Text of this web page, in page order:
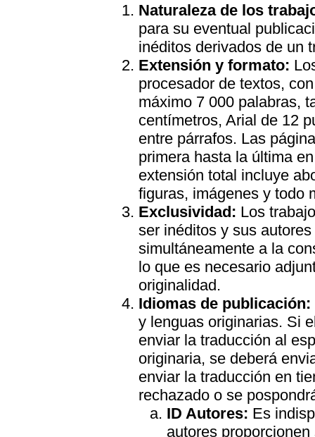
Naturaleza de los
para su eventual
inéditos derivados de un
Extensión y formato:
procesador de textos,
máximo 7 000 palabras,
centímetros, Arial de 12
entre párrafos. Las
primera hasta la última
extensión total incluye
figuras, imágenes y todo
Exclusividad: Los
ser inéditos y sus
simultáneamente a la
lo que es necesario
originalidad.
Idiomas de publicación:
y lenguas originarias. Si
enviar la traducción al
originaria, se deberá
enviar la traducción en
rechazado o se
ID Autores: Es
autores